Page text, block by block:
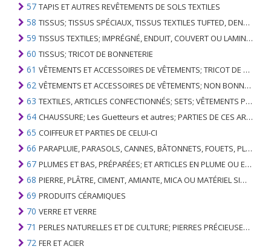
57 TAPIS ET AUTRES REVÊTEMENTS DE SOLS TEXTILES
58 TISSUS; TISSUS SPÉCIAUX, TISSUS TEXTILES TUFTED, DENTELLE, TAPISSERIES, GARNITURES, BRODERIES
59 TISSUS TEXTILES; IMPRÉGNÉ, ENDUIT, COUVERT OU LAMINÉ; ARTICLES TEXTILES D'UN TYPE ADAPTÉ À L'USAGE INDUSTRIEL
60 TISSUS; TRICOT DE BONNETERIE
61 VÊTEMENTS ET ACCESSOIRES DE VÊTEMENTS; TRICOT DE BONNETERIE
62 VÊTEMENTS ET ACCESSOIRES DE VÊTEMENTS; NON BONNETERIE
63 TEXTILES, ARTICLES CONFECTIONNÉS; SETS; VÊTEMENTS PORTÉS ET ARTICLES TEXTILES USÉS; RAGS
64 CHAUSSURE; Les Guetteurs et autres; PARTIES DE CES ARTICLES
65 COIFFEUR ET PARTIES DE CELUI-CI
66 PARAPLUIE, PARASOLS, CANNES, BÂTONNETS, FOUETS, PLANTES DE CONDUITE; ET LEURS PARTIES
67 PLUMES ET BAS, PRÉPARÉES; ET ARTICLES EN PLUME OU EN BAS; FLEURS ARTIFICIELLES; ARTICLES DE CHEVEUX HUMAINS
68 PIERRE, PLÂTRE, CIMENT, AMIANTE, MICA OU MATÉRIEL SIMILAIRE; ARTICLES DE CELUI-CI
69 PRODUITS CÉRAMIQUES
70 VERRE ET VERRE
71 PERLES NATURELLES ET DE CULTURE; PIERRES PRÉCIEUSES, SEMI-PRÉCIEUSES; MÉTAUX PRÉCIEUX, PLAQUÉS OU DOUBLÉS DE MÉTAUX PRÉCIEUX ET OUVRAGES EN CES MATIÈRES; IMITATION BIJOUTERIE; PIÈCE DE MONNAIE
72 FER ET ACIER